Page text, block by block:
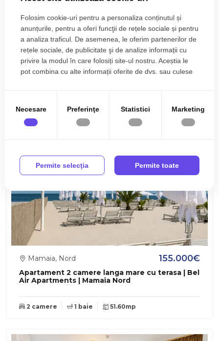
Apartament cu vedere la mare, SPA, piscina,
sala fitness | 62mp
Mamaia, Nord 90.000€
Apartament 2 camere langa mare cu terasa | Bel
Air Apartments | Mamaia Nord
Mamaia, Nord 155.000€
2 camere 1 baie 51.60mp
Folosim cookie-uri pentru a personaliza conținutul și
anunțurile, pentru a oferi funcţii de rețele sociale și pentru
a analiza traficul. De asemenea, le oferim partenerilor de
rețele sociale, de publicitate şi de analize informații cu
privire la modul în care folosiți site-ul nostru. Aceștia le
pot combina cu alte informații oferite de dvs. sau culese
Necesare Preferinţe Statistici Marketing
Permite selecţia Permite toate